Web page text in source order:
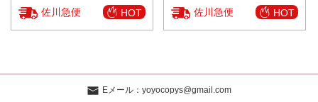
佐川急便 HOT 佐川急便 HOT
Eメール： yoyocopys@gmail.com